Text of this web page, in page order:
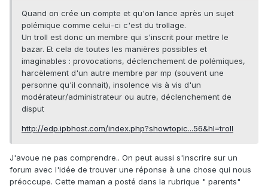
Quand on crée un compte et qu'on lance après un sujet
polémique comme celui-ci c'est du trollage.
Un troll est donc un membre qui s'inscrit pour mettre le
bazar. Et cela de toutes les manières possibles et
imaginables : provocations, déclenchement de polémiques,
harcèlement d'un autre membre par mp (souvent une
personne qu'il connait), insolence vis à vis d'un
modérateur/administrateur ou autre, déclenchement de
disput
http://edp.ipbhost.com/index.php?showtopic...56&hl=troll
J'avoue ne pas comprendre.. On peut aussi s'inscrire sur un
forum avec l'idée de trouver une réponse à une chose qui nous
préoccupe. Cette maman a posté dans la rubrique " parents"